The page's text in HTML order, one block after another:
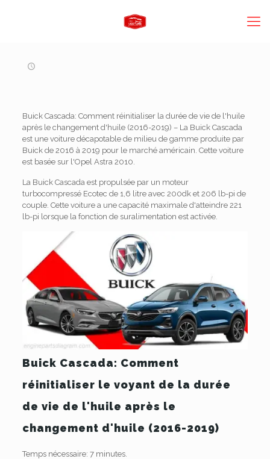
Buick Cascada: Comment réinitialiser la durée de vie de l'huile
après le changement d'huile (2016-2019) – La Buick Cascada
est une voiture décapotable de milieu de gamme produite par
Buick de 2016 à 2019 pour le marché américain. Cette voiture
est basée sur l'Opel Astra 2010.
La Buick Cascada est propulsée par un moteur
turbocompressé Ecotec de 1,6 litre avec 200dk et 206 lb-pi de
couple. Cette voiture a une capacité maximale d'atteindre 221
lb-pi lorsque la fonction de suralimentation est activée.
Buick Cascada: Comment
réinitialiser le voyant de la durée
de vie de l'huile après le
changement d'huile (2016-2019)
Temps nécessaire: 7 minutes.